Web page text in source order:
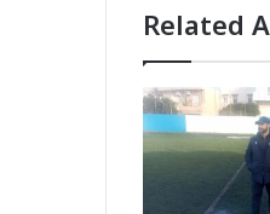
Related